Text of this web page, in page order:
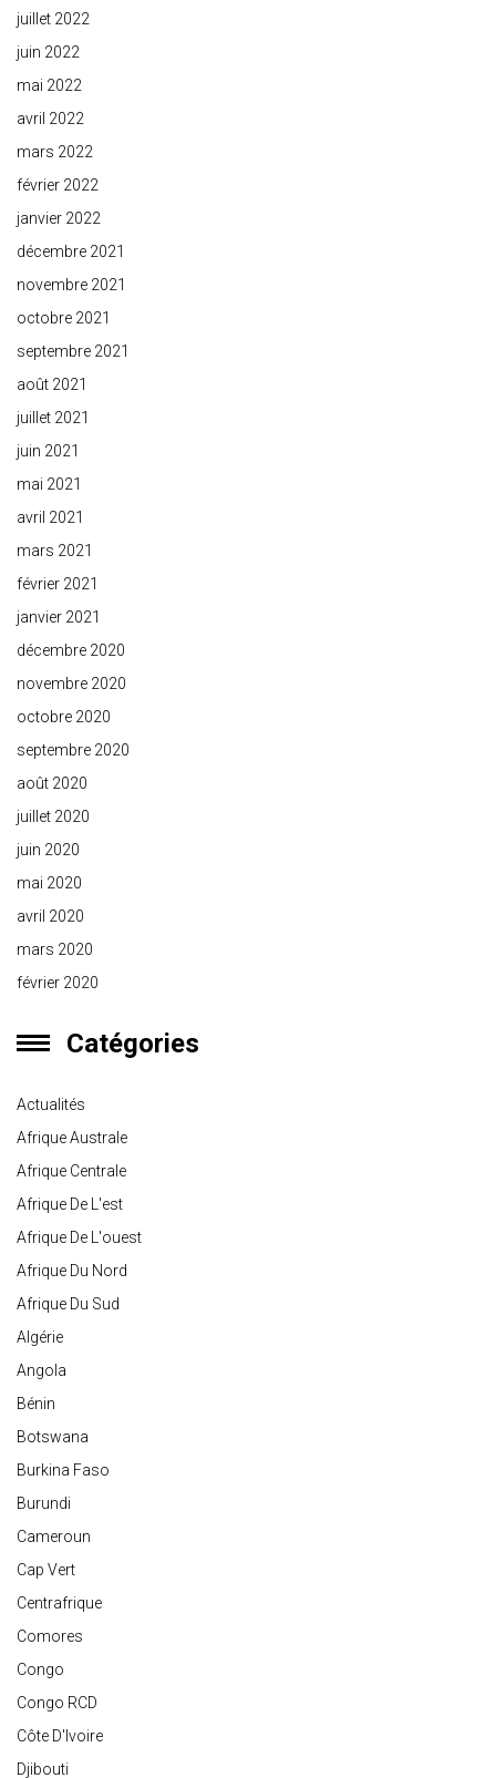
juillet 2022
juin 2022
mai 2022
avril 2022
mars 2022
février 2022
janvier 2022
décembre 2021
novembre 2021
octobre 2021
septembre 2021
août 2021
juillet 2021
juin 2021
mai 2021
avril 2021
mars 2021
février 2021
janvier 2021
décembre 2020
novembre 2020
octobre 2020
septembre 2020
août 2020
juillet 2020
juin 2020
mai 2020
avril 2020
mars 2020
février 2020
Catégories
Actualités
Afrique Australe
Afrique Centrale
Afrique De L'est
Afrique De L'ouest
Afrique Du Nord
Afrique Du Sud
Algérie
Angola
Bénin
Botswana
Burkina Faso
Burundi
Cameroun
Cap Vert
Centrafrique
Comores
Congo
Congo RCD
Côte D'Ivoire
Djibouti